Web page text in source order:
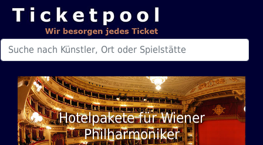
Hotelpakete für Wiener
Philharmoniker